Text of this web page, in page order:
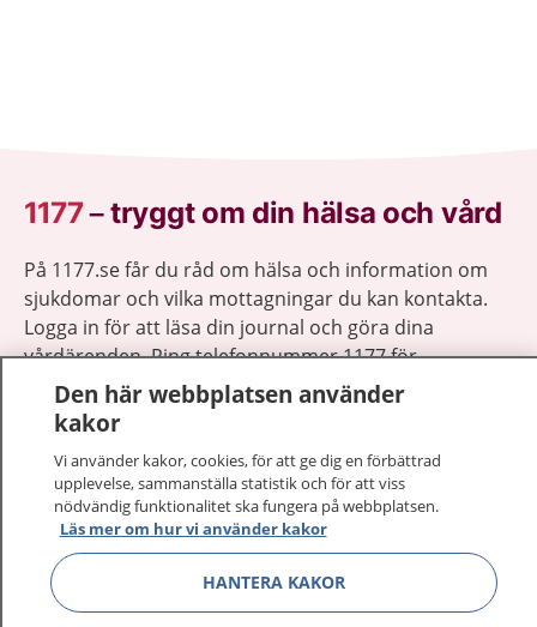
1177–tryggt om din hälsa och vård
På 1177.se får du råd om hälsa och information om
sjukdomar och vilka mottagningar du kan kontakta.
Logga in för att läsa din journal och göra dina
vårdärenden. Ring telefonnummer 1177 för
sjukvårdsrådgivning dygnet runt.
1177 ger dig råd när du vill må bättre.
1177 på flera språk Visa
Den här webbplatsen använder
kakor
Vi använder kakor, cookies, för att ge dig en förbättrad
upplevelse, sammanställa statistik och för att viss
nödvändig funktionalitet ska fungera på webbplatsen.
Läs mer om hur vi använder kakor
HANTERA KAKOR